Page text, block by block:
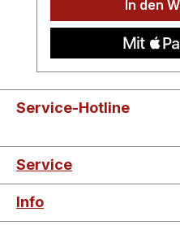
In den
Service-Hotline
Service
Info